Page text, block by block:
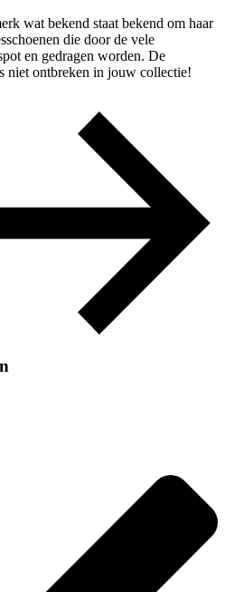
wat bekend staat bekend om haar
die door de vele
en gedragen worden. De
niet ontbreken in jouw collectie!